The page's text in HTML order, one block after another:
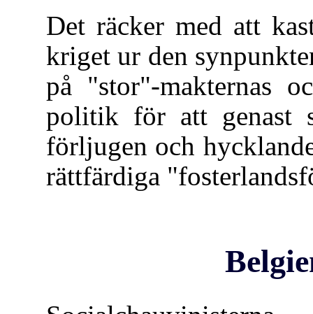
Det räcker med att
kriget ur den
på "stor"-makternas
politik för att genast
förljugen och
rättfärdiga